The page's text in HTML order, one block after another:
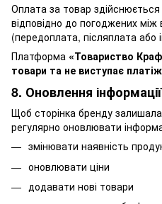
Оплата за товар здійснюється
відповідно до погоджених
(передоплата, післяплата або
Платформа «Товариство
товари та не виступає
8. Оновлення
Щоб сторінка бренду
регулярно оновлювати
змінювати наявність
оновлювати ціни
додавати нові товари